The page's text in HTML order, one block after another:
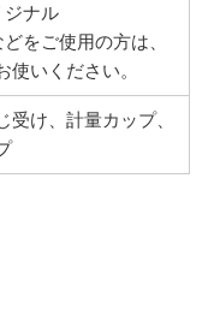
ジナル
をご使用の方は、
いください。
受け、計量カップ、